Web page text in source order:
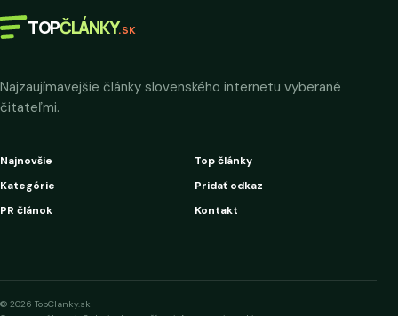
TOPČLÁNKY.SK
Najzaujímavejšie články slovenského internetu vyberané
čitateľmi.
Najnovšie
Top články
Kategórie
Pridať odkaz
PR článok
Kontakt
© 2026 TopClanky.sk